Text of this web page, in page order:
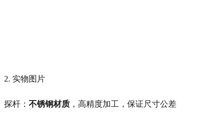
2. 实物图片
探杆： 不锈钢材质 ，高精度加工，保证尺寸公差